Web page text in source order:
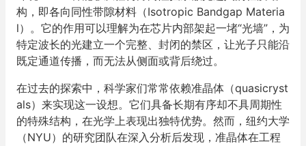
构，即各向同性带隙材料（Isotropic Bandgap Materia
l）。它的作用可以理解为在芯片内部架起一堵“光墙”，为
特定波长的光建立一个完整、封闭的禁区，让光子只能沿
既定通道传播，而无法从侧面或背后绕过。
在过去的探索中，科学家们常常依赖准晶体（quasicryst
als）来实现这一设想。它们具备长期有序却不具周期性
的特殊结构，在光学上表现出独特优势。然而，纽约大学
（NYU）的研究团队在深入分析后发现，准晶体在工程